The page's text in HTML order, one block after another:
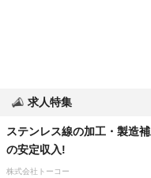
求人特集
ステンレス線の加工・製造
の安定収入!
株式会社トーコー